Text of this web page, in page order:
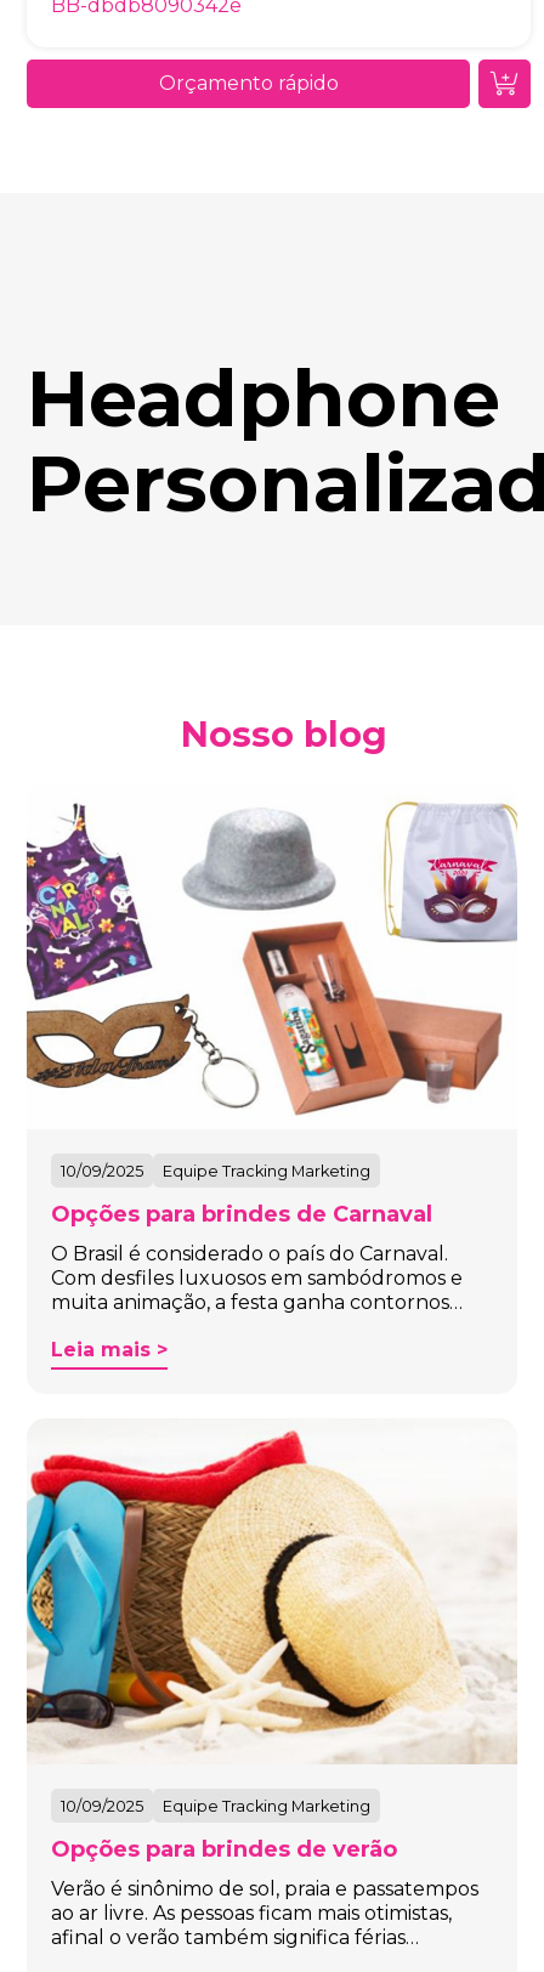
BB-dbdb8090342e
Orçamento rápido
Headphone
Nosso blog
10/09/2025 Equipe Tracking Marketing
Opções para brindes de Carnaval
O Brasil é considerado o país do Carnaval.
Com desfiles luxuosos em sambódromos e
muita animação, a festa ganha contornos…
Leia mais >
10/09/2025 Equipe Tracking Marketing
Opções para brindes de verão
Verão é sinônimo de sol, praia e passatempos
ao ar livre. As pessoas ficam mais otimistas,
afinal o verão também significa férias…